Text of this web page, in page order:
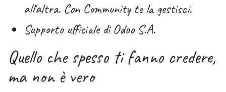
all'altra. Con Community te la gestisci.
Supporto ufficiale di Odoo S.A.
Quello che spesso ti fanno credere,
ma non è vero